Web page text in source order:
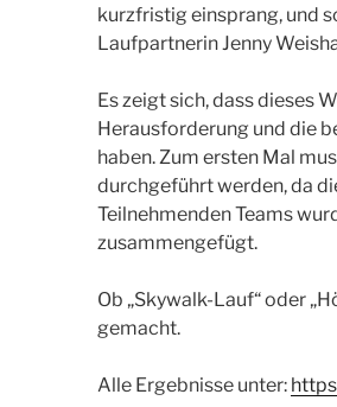
kurzfristig einsprang, und
Laufpartnerin Jenny
Es zeigt sich, dass dieses
Herausforderung und die
haben. Zum ersten Mal
durchgeführt werden, da
Teilnehmenden Teams
zusammengefügt.
Ob „Skywalk-Lauf“ oder
gemacht.
Alle Ergebnisse unter: